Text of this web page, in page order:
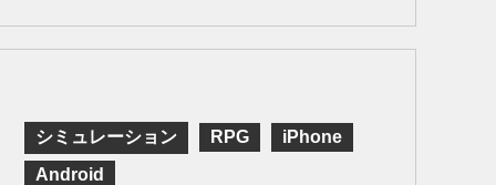
シミュレーション RPG
iPhone
Android